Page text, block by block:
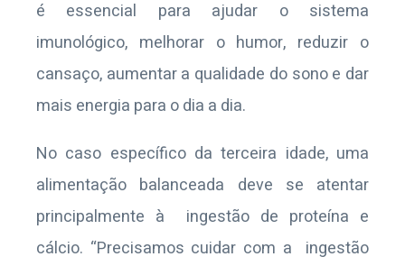
é essencial para ajudar o sistema
imunológico, melhorar o humor, reduzir o
cansaço, aumentar a qualidade do sono e dar
mais energia para o dia a dia.
No caso específico da terceira idade, uma
alimentação balanceada deve se atentar
principalmente à ingestão de proteína e
cálcio. “Precisamos cuidar com a ingestão